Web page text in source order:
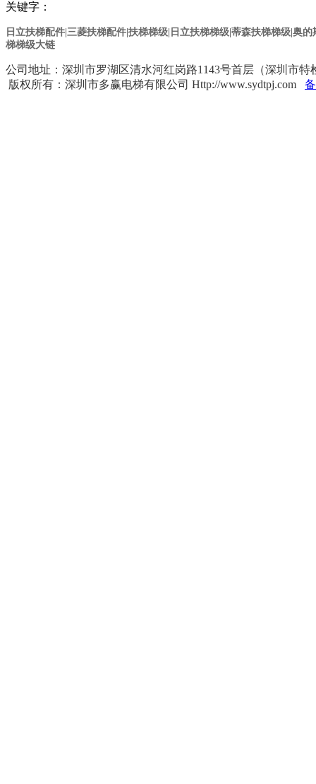
关键字：
日立扶梯配件|三菱扶梯配件|扶梯梯级|日立扶梯梯级 |蒂森扶梯梯级 |奥
梯梯级大链
公司地址：深圳市罗湖区清水河红岗路1143号首层（深圳市
版权所有：深圳市多赢电梯有限公司 Http://www.sydtpj.com